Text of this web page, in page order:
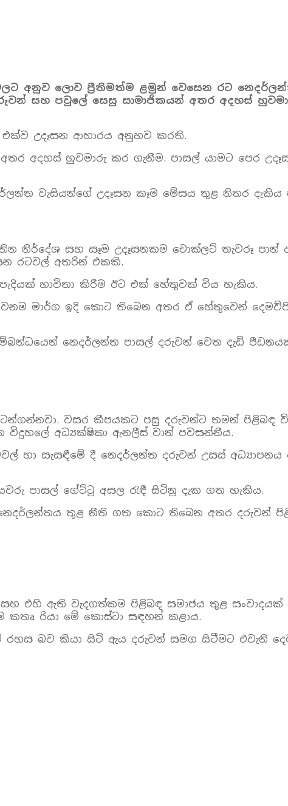
අනුව ලොව ප්‍රීතිමත්ම ළමුන් වෙසෙන රට
සහ පවුලේ සෙසු සාමාජිකයන් අතර අදහස්
උදෑසන ආහාරය අනුභව කරති.
අදහස් හුවමාරු කර ගැනීම. පාසල් යාමට පෙර
වැසියන්ගේ උදෑසන කෑම මේසය තුළ නිතර දැකිය
නිර්දේශ සහ සෑම උදෑසනකම චොක්ලට් තැවරූ පාන්
රටවල් අතරින් එකකි.
භාවිතා කිරීම ඊට එක් හේතුවක් විය හැකිය.
මාර්ග ඉදි කොට තිබෙන අතර ඒ හේතුවෙන්
නෙදර්ලන්ත පාසල් දරුවන් වෙත දැඩි
වසර කීපයකට පසු දරුවන්ට තමන් පිළිබඳ
විදුහලේ අධ්‍යක්ෂිකා ඇනලීස් වාන් පවසන්නීය.
හා සැසඳීමේ දී නෙදර්ලන්ත දරුවන් උසස්
පාසල් ගේට්ටු අසල රැඳී සිටිනු දැක ගත හැකිය.
තුළ නීති ගත කොට තිබෙන අතර දරුවන්
එහි ඇති වැදගත්කම පිළිබඳ සමාජය තුළ
කතෘ රියා මේ කොස්ටා සඳහන් කළාය.
රහස බව කියා සිටි ඇය දරුවන් සමග සිටීමට එවැනි